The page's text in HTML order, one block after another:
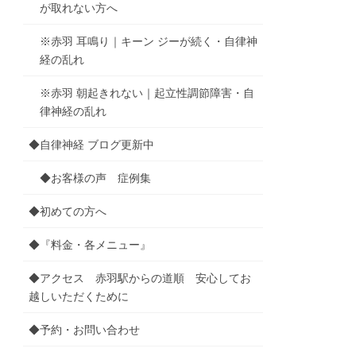
が取れない方へ
※赤羽 耳鳴り｜キーン ジーが続く・自律神
経の乱れ
※赤羽 朝起きれない｜起立性調節障害・自
律神経の乱れ
◆自律神経 ブログ更新中
◆お客様の声 症例集
◆初めての方へ
◆『料金・各メニュー』
◆アクセス 赤羽駅からの道順 安心してお
越しいただくために
◆予約・お問い合わせ